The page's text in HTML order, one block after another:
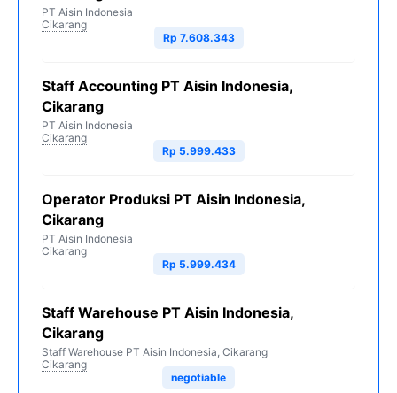
PT Aisin Indonesia
Cikarang
Rp 7.608.343
Staff Accounting PT Aisin Indonesia,
Cikarang
PT Aisin Indonesia
Cikarang
Rp 5.999.433
Operator Produksi PT Aisin Indonesia,
Cikarang
PT Aisin Indonesia
Cikarang
Rp 5.999.434
Staff Warehouse PT Aisin Indonesia,
Cikarang
Staff Warehouse PT Aisin Indonesia, Cikarang
Cikarang
negotiable